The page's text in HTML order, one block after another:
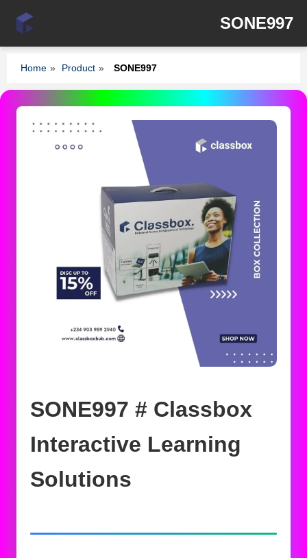
SONE997
Home » Product » SONE997
SONE997 # Classbox
Interactive Learning
Solutions